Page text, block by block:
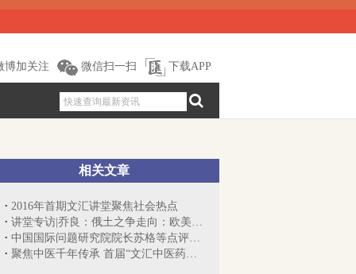
博加关注 微信扫一扫 下载APP
相关文章
2016年首期文汇讲堂聚焦社会热点
讲堂专访|乔良：俄土之争走向：欧美价值...
中国国际问题研究院院长苏格等点评新型大...
聚焦中医千年传承 首届“文汇中医药文化...